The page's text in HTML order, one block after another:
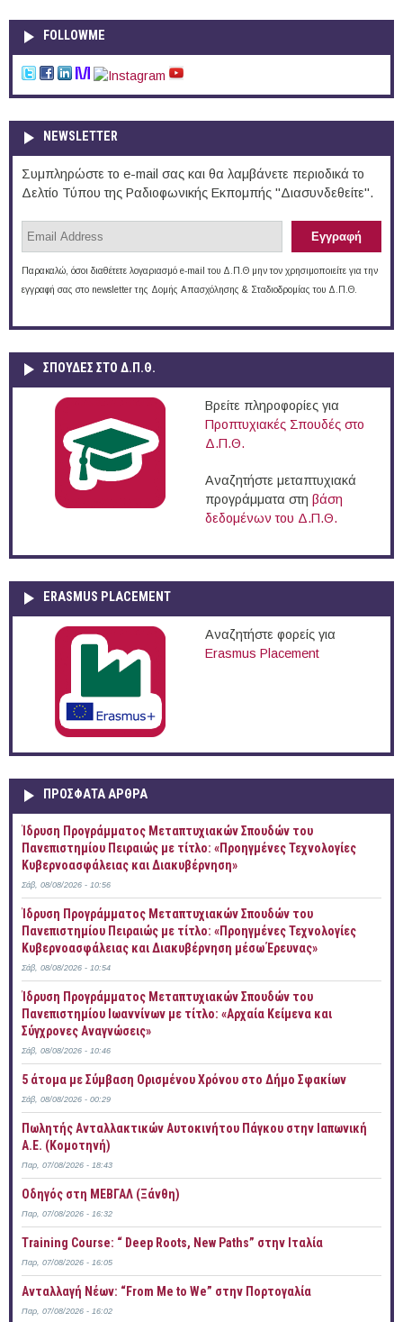
FOLLOWME
NEWSLETTER
Συμπληρώστε το e-mail σας και θα λαμβάνετε περιοδικά το
Δελτίο Τύπου της Ραδιοφωνικής Εκπομπής "Διασυνδεθείτε".
Παρακαλώ, όσοι διαθέτετε λογαριασμό e-mail του Δ.Π.Θ μην τον χρησιμοποιείτε για την
εγγραφή σας στο newsletter της Δομής Απασχόλησης & Σταδιοδρομίας του Δ.Π.Θ.
ΣΠΟΥΔΈΣ ΣΤΟ Δ.Π.Θ.
Βρείτε πληροφορίες για
Προπτυχιακές Σπουδές στο
Δ.Π.Θ.
Αναζητήστε μεταπτυχιακά
προγράμματα στη βάση
δεδομένων του Δ.Π.Θ.
ERASMUS PLACEMENT
Αναζητήστε φορείς για
Erasmus Placement
ΠΡOΣΦΑΤΑ AΡΘΡΑ
Ίδρυση Προγράμματος Μεταπτυχιακών Σπουδών του
Πανεπιστημίου Πειραιώς με τίτλο: «Προηγμένες Τεχνολογίες
Κυβερνοασφάλειας και Διακυβέρνηση»
Σάβ, 08/08/2026 - 10:56
Ίδρυση Προγράμματος Μεταπτυχιακών Σπουδών του
Πανεπιστημίου Πειραιώς με τίτλο: «Προηγμένες Τεχνολογίες
Κυβερνοασφάλειας και Διακυβέρνηση μέσω Έρευνας»
Σάβ, 08/08/2026 - 10:54
Ίδρυση Προγράμματος Μεταπτυχιακών Σπουδών του
Πανεπιστημίου Ιωαννίνων με τίτλο: «Αρχαία Κείμενα και
Σύγχρονες Αναγνώσεις»
Σάβ, 08/08/2026 - 10:46
5 άτομα με Σύμβαση Ορισμένου Χρόνου στο Δήμο Σφακίων
Σάβ, 08/08/2026 - 00:29
Πωλητής Ανταλλακτικών Αυτοκινήτου Πάγκου στην Ιαπωνική
Α.Ε. (Κομοτηνή)
Παρ, 07/08/2026 - 18:43
Οδηγός στη ΜΕΒΓΑΛ (Ξάνθη)
Παρ, 07/08/2026 - 16:32
Training Course: “ Deep Roots, New Paths” στην Ιταλία
Παρ, 07/08/2026 - 16:05
Ανταλλαγή Νέων: “From Me to We” στην Πορτογαλία
Παρ, 07/08/2026 - 16:02